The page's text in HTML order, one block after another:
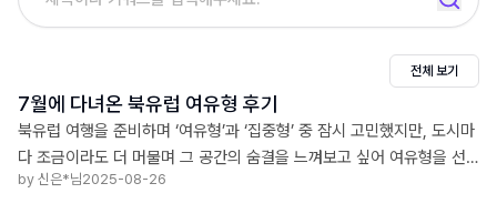
전체 보기
7월에 다녀온 북유럽 여유형 후기
북유럽 여행을 준비하며 ‘여유형’과 ‘집중형’ 중 잠시 고민했지만, 도시마
다 조금이라도 더 머물며 그 공간의 숨결을 느껴보고 싶어 여유형을 선
택했습니다. 특히 북유럽의 미술과 디자인에 관심이 많았기에 설렘 가득
by 신은*님2025-08-26